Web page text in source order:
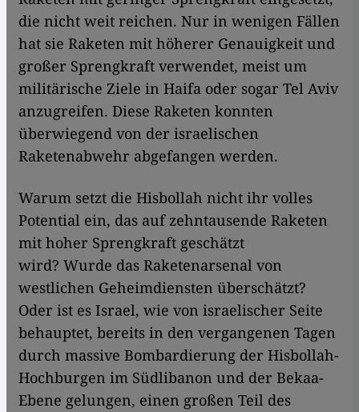
die nicht weit reichen. Nur in wenigen Fällen
hat sie Raketen mit höherer Genauigkeit und
großer Sprengkraft verwendet, meist um
militärische Ziele in Haifa oder sogar Tel Aviv
anzugreifen. Diese Raketen konnten
überwiegend von der israelischen
Raketenabwehr abgefangen werden.
Warum setzt die Hisbollah nicht ihr volles
Potential ein, das auf zehntausende Raketen
mit hoher Sprengkraft geschätzt
wird? Wurde das Raketenarsenal von
westlichen Geheimdiensten überschätzt?
Oder ist es Israel, wie von israelischer Seite
behauptet, bereits in den vergangenen Tagen
durch massive Bombardierung der Hisbollah-
Hochburgen im Südlibanon und der Bekaa-
Ebene gelungen, einen großen Teil des